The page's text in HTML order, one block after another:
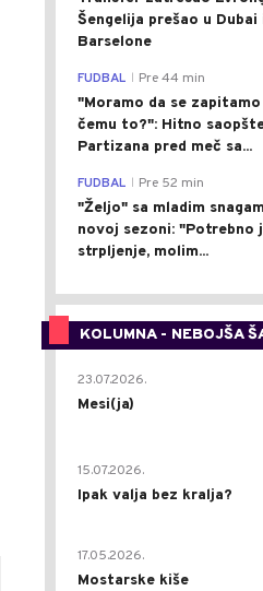
Šengelija prešao u Dubai
Barselone
FUDBAL Pre 44 min
"Moramo da se zapitamo
čemu to?": Hitno
Partizana pred meč sa...
FUDBAL Pre 52 min
"Željo" sa mladim
novoj sezoni: "Potrebno
strpljenje, molim...
KOLUMNA - NEBOJŠA
23.07.2026.
Mesi(ja)
15.07.2026.
Ipak valja bez kralja?
17.05.2026.
Mostarske kiše